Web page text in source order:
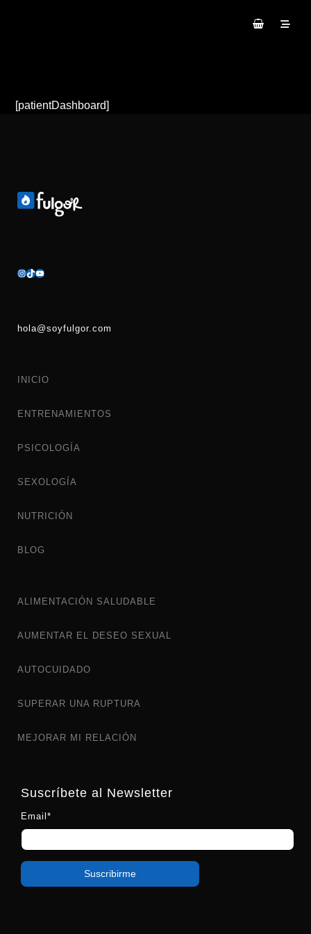
[patientDashboard]
hola@soyfulgor.com
INICIO
ENTRENAMIENTOS
PSICOLOGÍA
SEXOLOGÍA
NUTRICIÓN
BLOG
ALIMENTACIÓN SALUDABLE
AUMENTAR EL DESEO SEXUAL
AUTOCUIDADO
SUPERAR UNA RUPTURA
MEJORAR MI RELACIÓN
Suscríbete al Newsletter
Email*